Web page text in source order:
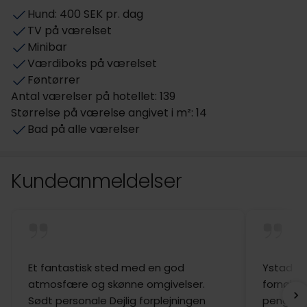
Hund: 400 SEK pr. dag
TV på værelset
Minibar
Værdiboks på værelset
Føntørrer
Antal værelser på hotellet: 139
Størrelse på værelse angivet i m²: 14
Bad på alle værelser
Kundeanmeldelser
Et fantastisk sted med en god
atmosfære og skønne omgivelser.
Sødt personale Dejlig forplejningen
Ystad